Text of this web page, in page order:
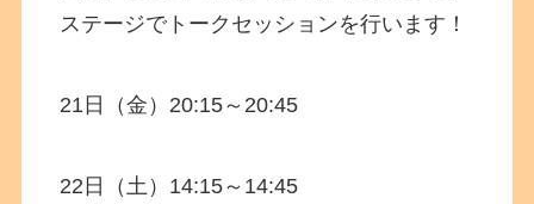
ステージでトークセッションを行います！
21日（金）20:15～20:45
22日（土）14:15～14:45